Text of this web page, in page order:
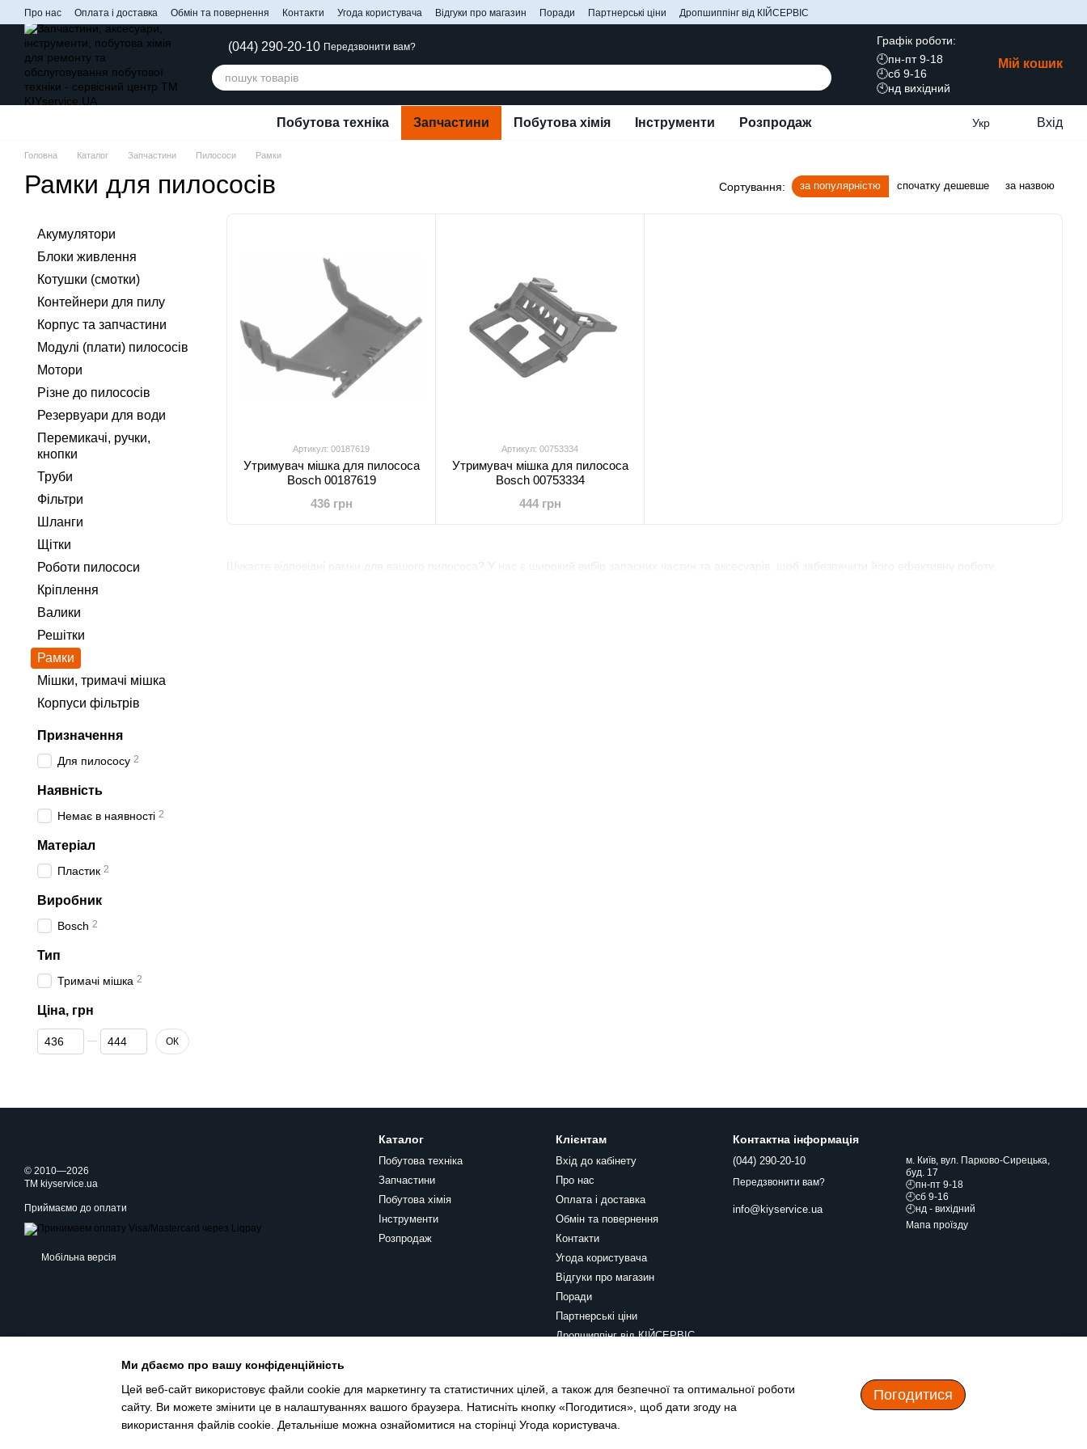
Перейти до основного контенту
Про нас Оплата і доставка Обмін та повернення Контакти Угода користувача Відгуки про магазин Поради Партнерські ціни Дропшиппінг від КІЙСЕРВІС
(044) 290-20-10 Передзвонити вам?
Графік роботи:
🕘пн-пт 9-18
🕘сб 9-16
🕙нд вихідний
Мій кошик
Побутова техніка Запчастини Побутова хімія Інструменти Розпродаж Укр Вхід
Головна Каталог Запчастини Пилососи Рамки
Рамки для пилососів Сортування: за популярністю спочатку дешевше за назвою
Шукаєте відповідні рамки для вашого пилососа? У нас є широкий вибір запасних частин та аксесуарів, щоб забезпечити його ефективну роботу.
Артикул: 00187619
Утримувач мішка для пилососа
Bosch 00187619
436 грн
Артикул: 00753334
Утримувач мішка для пилососа
Bosch 00753334
444 грн
Акумулятори
Блоки живлення
Котушки (смотки)
Контейнери для пилу
Корпус та запчастини
Модулі (плати) пилососів
Мотори
Різне до пилососів
Резервуари для води
Перемикачі, ручки,
кнопки
Труби
Фільтри
Шланги
Щітки
Роботи пилососи
Кріплення
Валики
Решітки
Рамки
Мішки, тримачі мішка
Корпуси фільтрів
Призначення
Для пилососу 2
Наявність
Немає в наявності 2
Матеріал
Пластик 2
Виробник
Bosch 2
Тип
Тримачі мішка 2
Ціна, грн
Від Ціна, грн
До Ціна, грн ОК
© 2010—2026
TM kiyservice.ua
Приймаємо до оплати
Мобільна версія
Каталог
Побутова техніка
Запчастини
Побутова хімія
Інструменти
Розпродаж
Клієнтам
Вхід до кабінету
Про нас
Оплата і доставка
Обмін та повернення
Контакти
Угода користувача
Відгуки про магазин
Поради
Партнерські ціни
Дропшиппінг від КІЙСЕРВІС
Контактна інформація
(044) 290-20-10
Передзвонити вам?
info@kiyservice.ua
м. Київ, вул. Парково-Сирецька,
буд. 17
🕘пн-пт 9-18
🕘сб 9-16
🕘нд - вихідний
Мапа проїзду
Ми дбаємо про вашу конфіденційність
Цей веб-сайт використовує файли cookie для маркетингу та статистичних цілей, а також для безпечної та оптимальної роботи
сайту. Ви можете змінити це в налаштуваннях вашого браузера. Натисніть кнопку «Погодитися», щоб дати згоду на
використання файлів cookie. Детальніше можна ознайомитися на сторінці Угода користувача
Погодитися